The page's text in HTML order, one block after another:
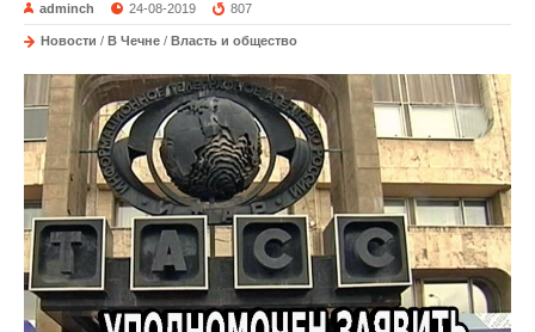
adminch 24-08-2019 807
Новости / В Чечне / Власть и общество